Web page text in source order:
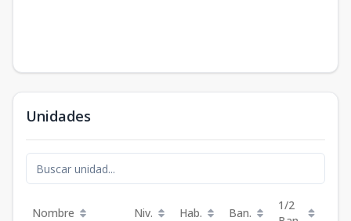
Unidades
Nombre Niv. Hab. Ban.
1/2